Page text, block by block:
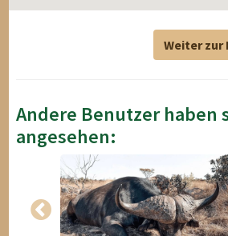
Weiter zur
Andere Benutzer haben
angesehen: